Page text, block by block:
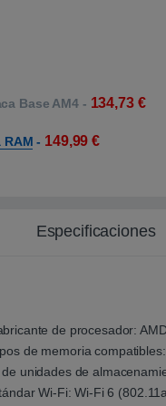
Base AM4- 134,73 €
RAM - 149,99€
Especificaciones
de procesador:
de memoria
unidades de
Wi-Fi: Wi-Fi 6